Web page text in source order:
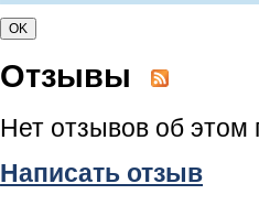
Отзывы
Нет отзывов об этом
Написать отзыв